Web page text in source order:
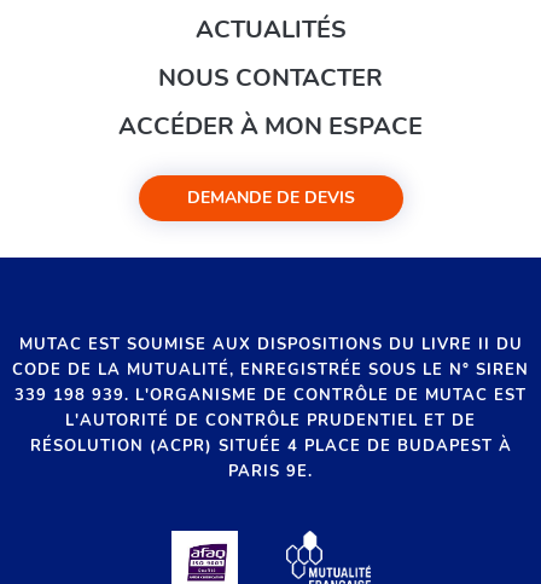
ACTUALITÉS
NOUS CONTACTER
ACCÉDER À MON ESPACE
DEMANDE DE DEVIS
MUTAC EST SOUMISE AUX DISPOSITIONS DU LIVRE II DU
CODE DE LA MUTUALITÉ, ENREGISTRÉE SOUS LE N° SIREN
339 198 939. L'ORGANISME DE CONTRÔLE DE MUTAC EST
L'AUTORITÉ DE CONTRÔLE PRUDENTIEL ET DE
RÉSOLUTION (ACPR) SITUÉE 4 PLACE DE BUDAPEST À
PARIS 9E.